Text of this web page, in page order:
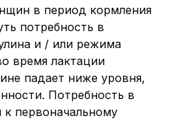
в период кормления
потребность в
и / или режима
время лактации
падает ниже уровня,
Потребность в
к первоначальному